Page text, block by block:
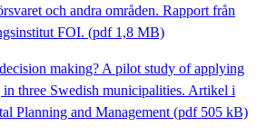
och andra områden. Rapport från
FOI. (pdf 1,8 MB)
making? A pilot study of applying
three Swedish municipalities. Artikel i
Planning and Management (pdf 505 kB)